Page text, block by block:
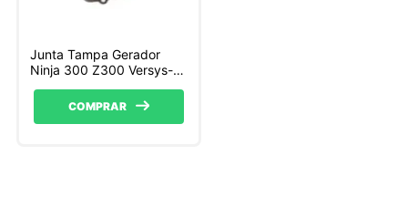
Junta Tampa Gerador
Ninja 300 Z300 Versys-X
COMPRAR